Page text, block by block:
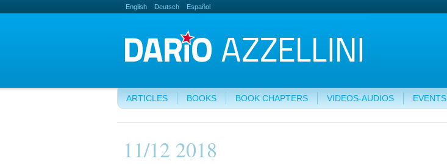
English Deutsch Español
ARTICLES BOOKS BOOK CHAPTERS VIDEOS-AUDIOS EVENTS
11/12 2018